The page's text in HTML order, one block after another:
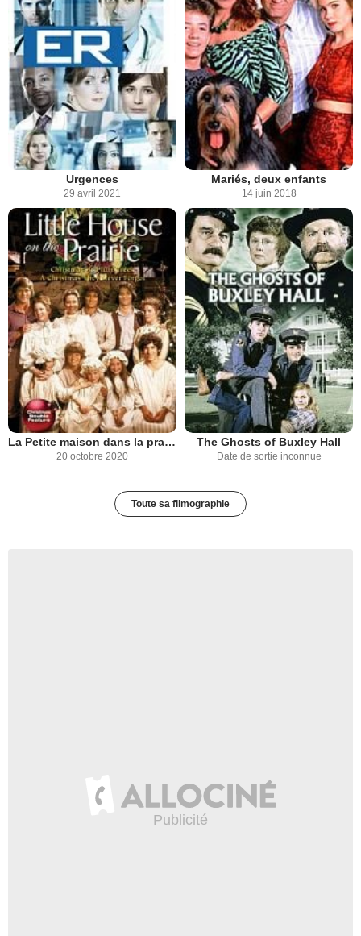
Urgences
29 avril 2021
Mariés, deux enfants
14 juin 2018
La Petite maison dans la prairie
20 octobre 2020
The Ghosts of Buxley Hall
Date de sortie inconnue
Toute sa filmographie